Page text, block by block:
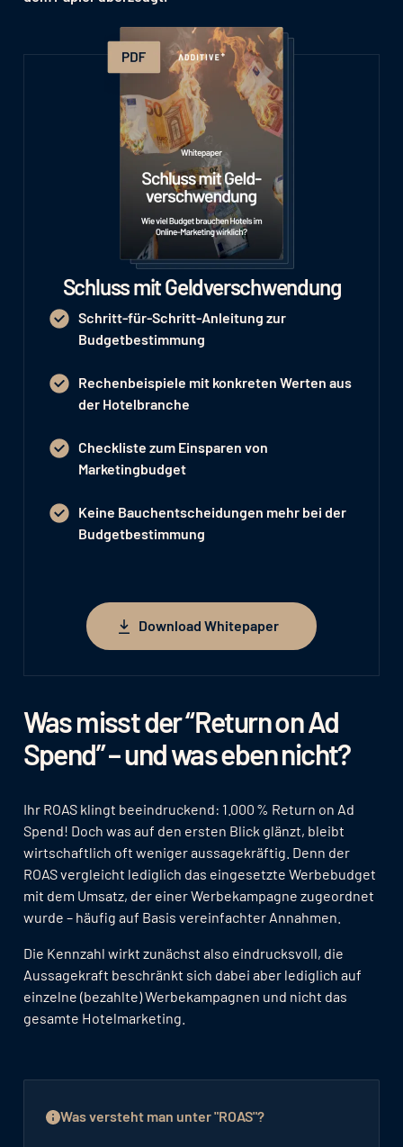
Was misst der “Return on Ad
Spend” – und was eben nicht?
Ihr ROAS klingt beeindruckend: 1.000 % Return on Ad
Spend! Doch was auf den ersten Blick glänzt, bleibt
wirtschaftlich oft weniger aussagekräftig. Denn der
ROAS vergleicht lediglich das eingesetzte Werbebudget
mit dem Umsatz, der einer Werbekampagne zugeordnet
wurde – häufig auf Basis vereinfachter Annahmen.
Die Kennzahl wirkt zunächst also eindrucksvoll, die
Aussagekraft beschränkt sich dabei aber lediglich auf
einzelne (bezahlte) Werbekampagnen und nicht das
gesamte Hotelmarketing.
Was versteht man unter "ROAS"?
Schluss mit Geldverschwendung
Schritt-für-Schritt-Anleitung zur
Budgetbestimmung
Rechenbeispiele mit konkreten Werten aus
der Hotelbranche
Checkliste zum Einsparen von
Marketingbudget
Keine Bauchentscheidungen mehr bei der
Budgetbestimmung
Download Whitepaper
Download Whitepaper